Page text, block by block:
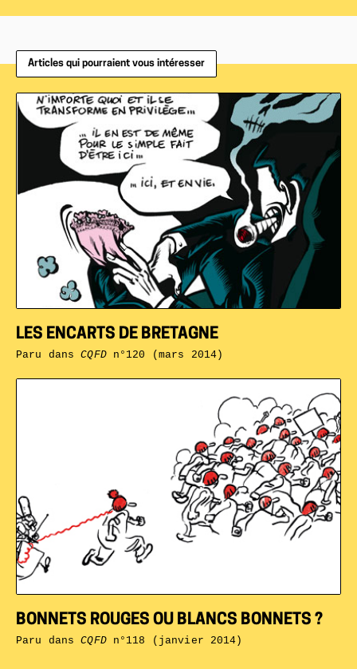
Articles qui pourraient vous intéresser
BONNETS ROUGES OU BLANCS BONNETS ?
Paru dansCQFDn°118 (janvier 2014)
LES ENCARTS DE BRETAGNE
Paru dansCQFDn°120 (mars 2014)